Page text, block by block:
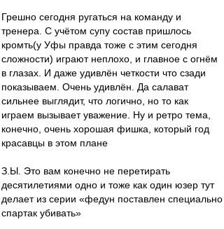
Грешно сегодня ругаться на команду и
тренера. С учётом супу состав пришлось
кромть(у Уфы правда тоже с этим сегодня
сложности) играют неплохо, и главное с огнём
в глазах. И даже удивлён четкости что сзади
показываем. Очень удивлён. Да салават
сильнее выглядит, что логично, но то как
играем вызывает уважение. Ну и ретро тема,
конечно, очень хорошая фишка, который год
красавцы в этом плане
З.Ы. Это вам конечно не перетирать
десятилетиями одно и тоже как один юзер тут
делает из серии «федун поставлен специально
спартак убивать»